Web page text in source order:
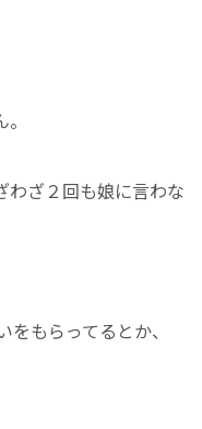
わざ２回も娘に言わな
もらってるとか、